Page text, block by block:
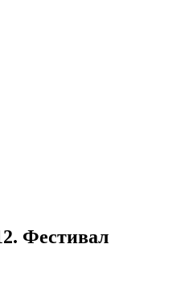
Фестивал